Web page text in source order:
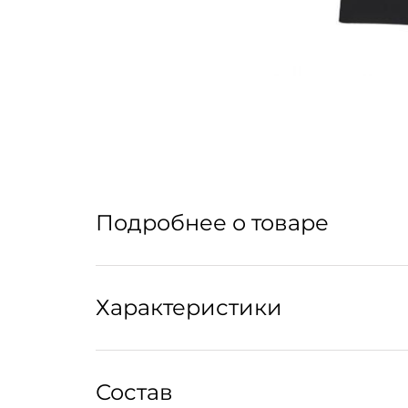
Подробнее о товаре
Характеристики
Рекомендуется ручная стирка при
Состав